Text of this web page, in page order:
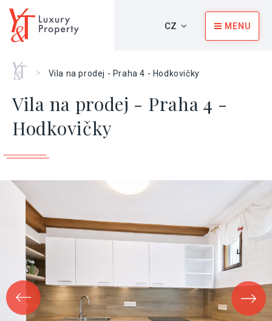
CZ MENU
Home
> Vila na prodej - Praha 4 - Hodkovičky
Vila na prodej - Praha 4 -
Hodkovičky